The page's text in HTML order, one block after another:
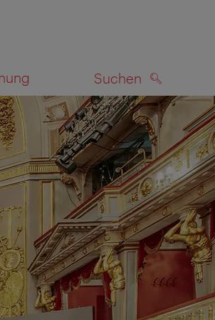
Suchen